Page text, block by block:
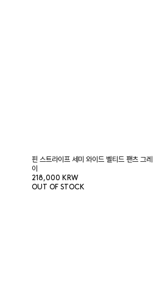
핀 스트라이프 세미 와이드 벨티드 팬츠 그레
이
218,000 KRW
OUT OF STOCK